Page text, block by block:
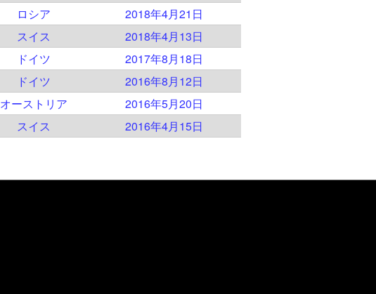
ロシア
2018年4月21日
スイス
2018年4月13日
ドイツ
2017年8月18日
ドイツ
2016年8月12日
オーストリア
2016年5月20日
スイス 2016年4月15日